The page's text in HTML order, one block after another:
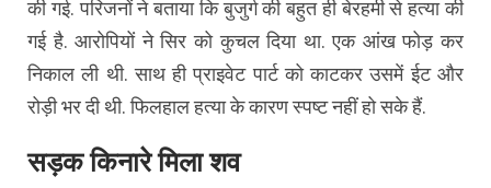
की गई. परिजनों ने बताया कि बुजुर्ग की बहुत ही बेरहमी से हत्या की
गई है. आरोपियों ने सिर को कुचल दिया था. एक आंख फोड़ कर
निकाल ली थी. साथ ही प्राइवेट पार्ट को काटकर उसमें ईट और
रोड़ी भर दी थी. फिलहाल हत्या के कारण स्पष्ट नहीं हो सके हैं.
सड़क किनारे मिला शव